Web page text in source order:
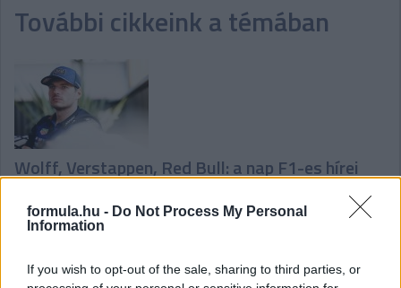
formula.hu - Do Not Process My Personal
Information
If you wish to opt-out of the sale, sharing to third parties, or
További cikkeink a témában
Wolff, Verstappen, Red Bull: a nap F1-es hírei